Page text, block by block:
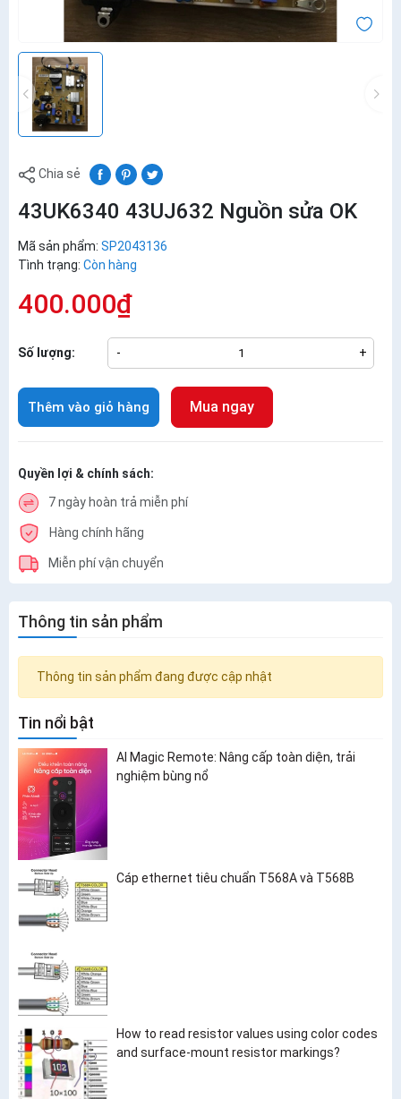
Chia sẻ
43UK6340 43UJ632 Nguồn sửa OK
Mã sản phẩm: SP2043136
Tình trạng: Còn hàng
400.000₫
Số lượng: - +
Thêm vào giỏ hàng Mua ngay
Quyền lợi & chính sách:
7 ngày hoàn trả miễn phí
Hàng chính hãng
Miễn phí vận chuyển
Thông tin sản phẩm
Thông tin sản phẩm đang được cập nhật
Tin nổi bật
AI Magic Remote: Nâng cấp toàn diện, trải
nghiệm bùng nổ
Cáp ethernet tiêu chuẩn T568A và T568B
How to read resistor values using color codes
and surface-mount resistor markings?